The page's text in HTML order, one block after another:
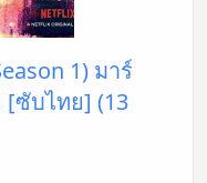
1) มาร์
[ซับไทย] (13